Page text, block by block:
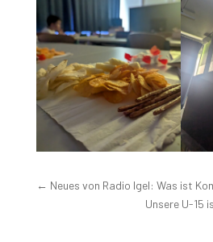
← Neues von Radio Igel: Was ist
Unsere U-15